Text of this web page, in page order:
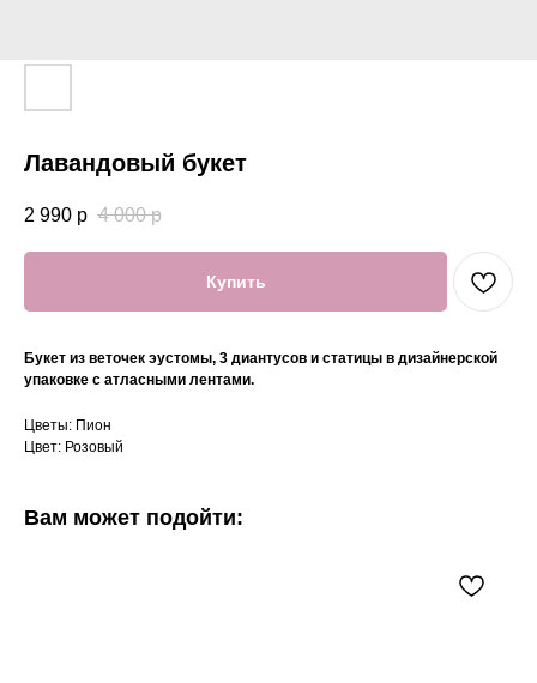
Лавандовый букет
2 990 р 4 000 р
Купить
Букет из веточек эустомы, 3 диантусов и статицы в дизайнерской
упаковке с атласными лентами.
Цветы: Пион
Цвет: Розовый
Вам может подойти: